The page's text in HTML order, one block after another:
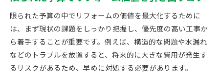
限られた予算の中でリフォームの価値を最大化するために
は、まず現状の課題をしっかり把握し、優先度の高い工事か
ら着手することが重要です。例えば、構造的な問題や水漏れ
などのトラブルを放置すると、将来的に大きな費用が発生す
るリスクがあるため、早めに対処する必要があります。